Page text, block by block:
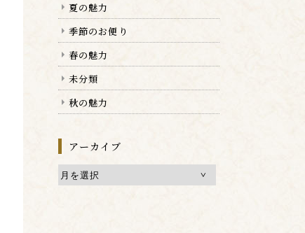
夏の魅力
季節のお便り
春の魅力
未分類
秋の魅力
アーカイブ
ア
ー